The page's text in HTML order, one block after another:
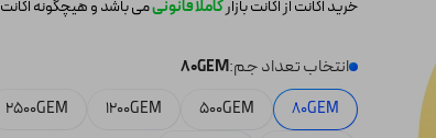
خرید اکانت از اکانت بازارکاملا قانونیمی باشد و هیچگونه اکانت
انتخاب تعداد جم:80GEM
80GEM
500GEM
1200GEM
2500GEM